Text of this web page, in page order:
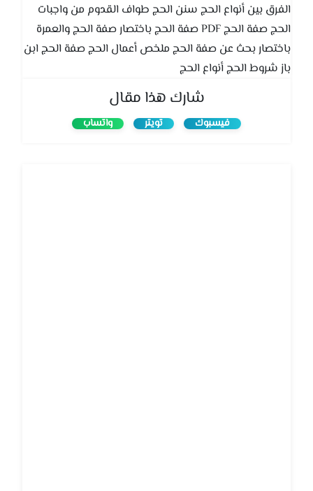
الفرق بين أنواع الحج سنن الحج طواف القدوم من واجبات
الحج صفة الحج PDF صفة الحج باختصار صفة الحج والعمرة
باختصار بحث عن صفة الحج ملخص أعمال الحج صفة الحج ابن
باز شروط الحج أنواع الحج
شارك هذا مقال
فيسبوك تويتر واتساب